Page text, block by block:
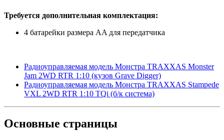
Требуется дополнительная комплектация:
4 батарейки размера AA для передатчика
Радиоуправляемая модель Монстра TRAXXAS Monster
Jam 2WD RTR 1:10 (кузов Grave Digger)
Радиоуправляемая модель Монстра TRAXXAS Stampede
VXL 2WD RTR 1:10 TQi (б/к система)
Основные страницы